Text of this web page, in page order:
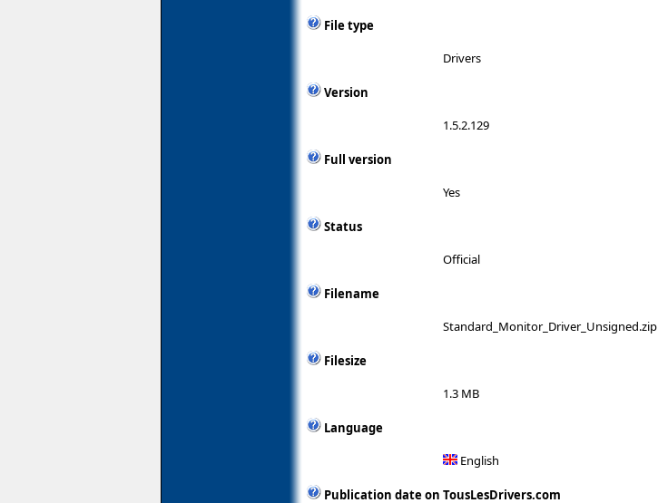
File type
Drivers
Version
1.5.2.129
Full version
Yes
Status
Official
Filename
Standard_Monitor_Driver_Unsigned.zip
Filesize
1.3 MB
Language
English
Publication date on TousLesDrivers.com